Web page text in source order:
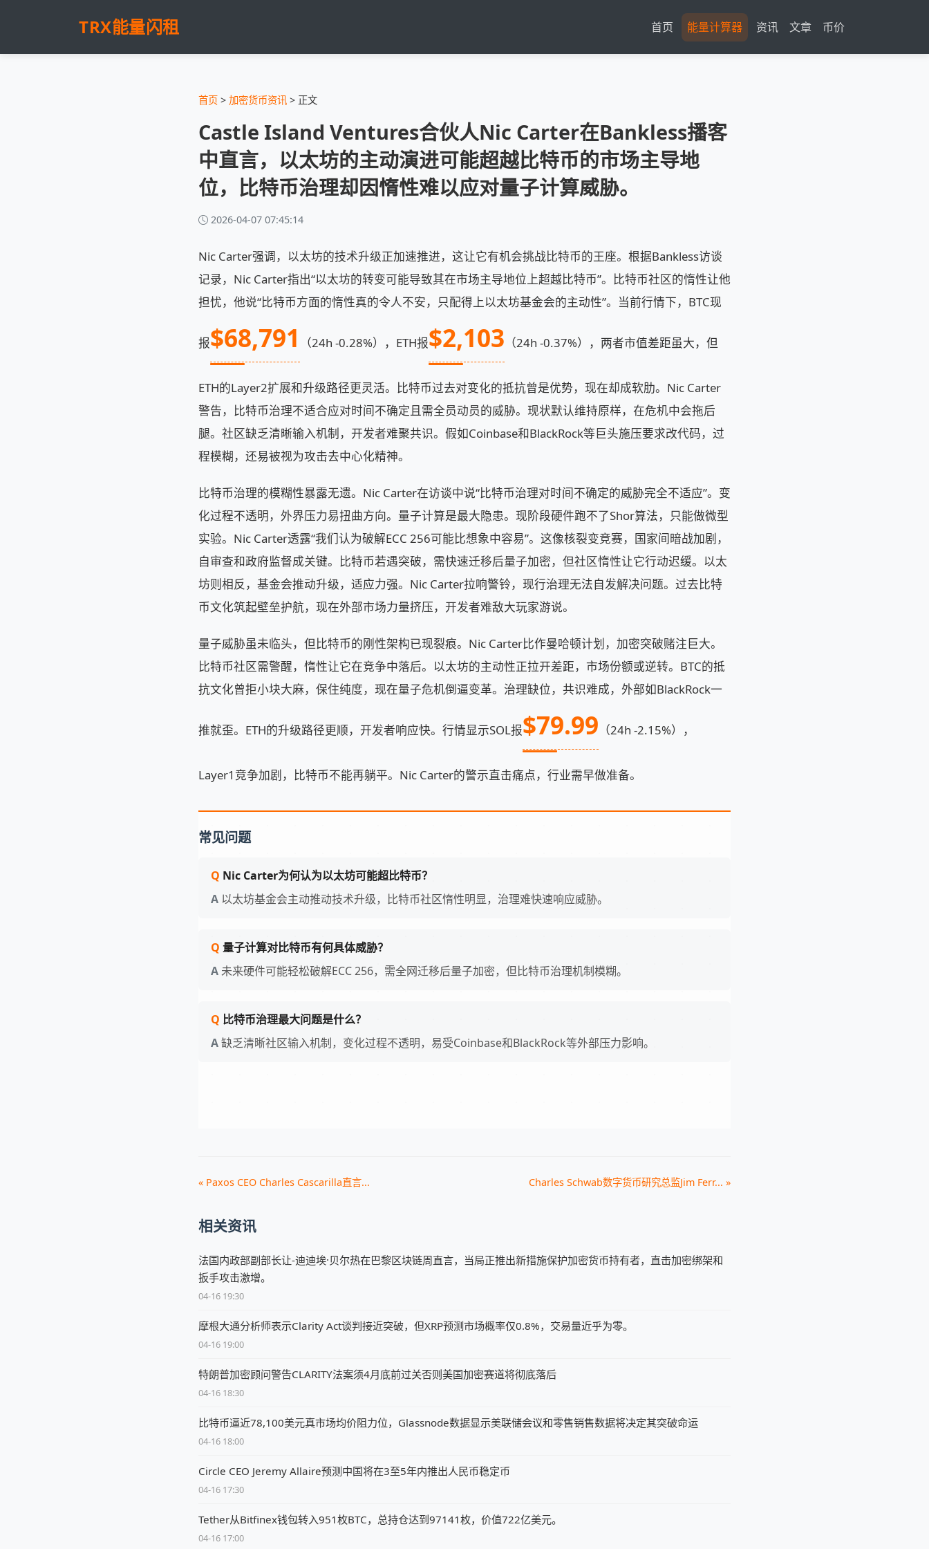
TRX能量闪租 首页 能量计算器 资讯 文章 币价
首页 > 加密货币资讯 > 正文
Castle Island Ventures合伙人Nic Carter在Bankless播客
中直言，以太坊的主动演进可能超越比特币的市场主导地
位，比特币治理却因惰性难以应对量子计算威胁。
2026-04-07 07:45:14
Nic Carter强调，以太坊的技术升级正加速推进，这让它有机会挑战比特币的王座。根据Bankless访谈
记录，Nic Carter指出“以太坊的转变可能导致其在市场主导地位上超越比特币”。比特币社区的惰性让他
担忧，他说“比特币方面的惰性真的令人不安，只配得上以太坊基金会的主动性”。当前行情下，BTC现
报$68,791 （24h -0.28%），ETH报$2,103 （24h -0.37%），两者市值差距虽大，但
ETH的Layer2扩展和升级路径更灵活。比特币过去对变化的抵抗曾是优势，现在却成软肋。Nic Carter
警告，比特币治理不适合应对时间不确定且需全员动员的威胁。现状默认维持原样，在危机中会拖后
腿。社区缺乏清晰输入机制，开发者难聚共识。假如Coinbase和BlackRock等巨头施压要求改代码，过
程模糊，还易被视为攻击去中心化精神。
比特币治理的模糊性暴露无遗。Nic Carter在访谈中说“比特币治理对时间不确定的威胁完全不适应”。变
化过程不透明，外界压力易扭曲方向。量子计算是最大隐患。现阶段硬件跑不了Shor算法，只能做微型
实验。Nic Carter透露“我们认为破解ECC 256可能比想象中容易”。这像核裂变竞赛，国家间暗战加剧，
自审查和政府监督成关键。比特币若遇突破，需快速迁移后量子加密，但社区惰性让它行动迟缓。以太
坊则相反，基金会推动升级，适应力强。Nic Carter拉响警铃，现行治理无法自发解决问题。过去比特
币文化筑起壁垒护航，现在外部市场力量挤压，开发者难敌大玩家游说。
量子威胁虽未临头，但比特币的刚性架构已现裂痕。Nic Carter比作曼哈顿计划，加密突破赌注巨大。
比特币社区需警醒，惰性让它在竞争中落后。以太坊的主动性正拉开差距，市场份额或逆转。BTC的抵
抗文化曾拒小块大麻，保住纯度，现在量子危机倒逼变革。治理缺位，共识难成，外部如BlackRock一
推就歪。ETH的升级路径更顺，开发者响应快。行情显示SOL报$79.99 （24h -2.15%），
Layer1竞争加剧，比特币不能再躺平。Nic Carter的警示直击痛点，行业需早做准备。
常见问题
Nic Carter为何认为以太坊可能超比特币？
以太坊基金会主动推动技术升级，比特币社区惰性明显，治理难快速响应威胁。
量子计算对比特币有何具体威胁？
未来硬件可能轻松破解ECC 256，需全网迁移后量子加密，但比特币治理机制模糊。
比特币治理最大问题是什么？
缺乏清晰社区输入机制，变化过程不透明，易受Coinbase和BlackRock等外部压力影响。
« Paxos CEO Charles Cascarilla直言... Charles Schwab数字货币研究总监Jim Ferr... »
相关资讯
法国内政部副部长让-迪迪埃·贝尔热在巴黎区块链周直言，当局正推出新措施保护加密货币持有者，直击加密绑架和
扳手攻击激增。
04-16 19:30
摩根大通分析师表示Clarity Act谈判接近突破，但XRP预测市场概率仅0.8%，交易量近乎为零。
04-16 19:00
特朗普加密顾问警告CLARITY法案须4月底前过关否则美国加密赛道将彻底落后
04-16 18:30
比特币逼近78,100美元真市场均价阻力位，Glassnode数据显示美联储会议和零售销售数据将决定其突破命运
04-16 18:00
Circle CEO Jeremy Allaire预测中国将在3至5年内推出人民币稳定币
04-16 17:30
Tether从Bitfinex钱包转入951枚BTC，总持仓达到97141枚，价值722亿美元。
04-16 17:00